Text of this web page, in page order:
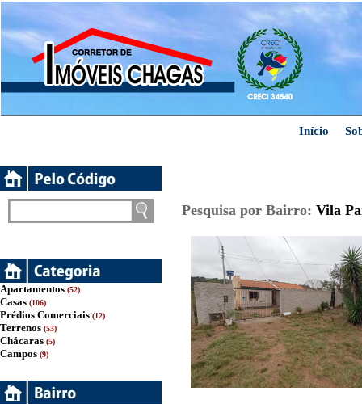
Início
Apartamentos (52)
Casas (106)
Prédios Comerciais (12)
Terrenos (53)
Chácaras (5)
Campos (9)
Pesquisa por Bairro: Vila